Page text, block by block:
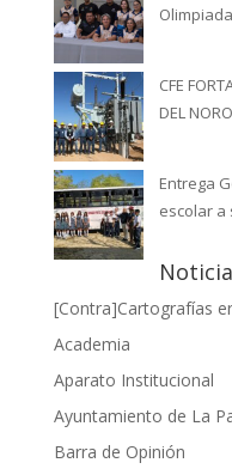
CFE
DEL
Entrega
escolar a
[Contra]Cartografías
Academia
Aparato Institucional
Ayuntamiento de La
Barra de Opinión